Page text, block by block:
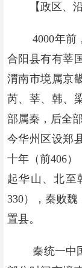
【政区、
4000年前
合阳县有有莘
渭南市境属京
芮、莘、韩、
部属秦，后全
今华州区设郑
十年（前406
起华山、北至
330），秦败
置县。
秦统一中